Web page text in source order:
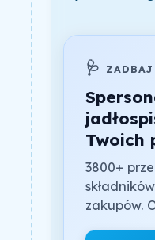
🩺
Twoich
3800+
zakupów.